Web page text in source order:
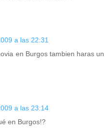
a las 22:31
en Burgos tambien haras un
a las 23:14
en Burgos!?